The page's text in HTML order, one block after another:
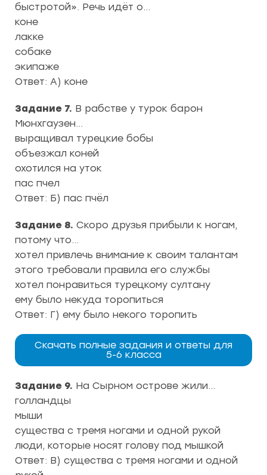
быстротой». Речь идёт о…
коне
лакке
собаке
экипаже
Ответ: А) коне
Задание 7. В рабстве у турок барон
Мюнхгаузен…
выращивал турецкие бобы
объезжал коней
охотился на уток
пас пчел
Ответ: Б) пас пчёл
Задание 8. Скоро друзья прибыли к ногам,
потому что…
хотел привлечь внимание к своим талантам
этого требовали правила его службы
хотел понравиться турецкому султану
ему было некуда торопиться
Ответ: Г) ему было некого торопить
Скачать полные задания и ответы для
5-6 класса
Задание 9. На Сырном острове жили…
голландцы
мыши
существа с тремя ногами и одной рукой
люди, которые носят голову под мышкой
Ответ: В) существа с тремя ногами и одной